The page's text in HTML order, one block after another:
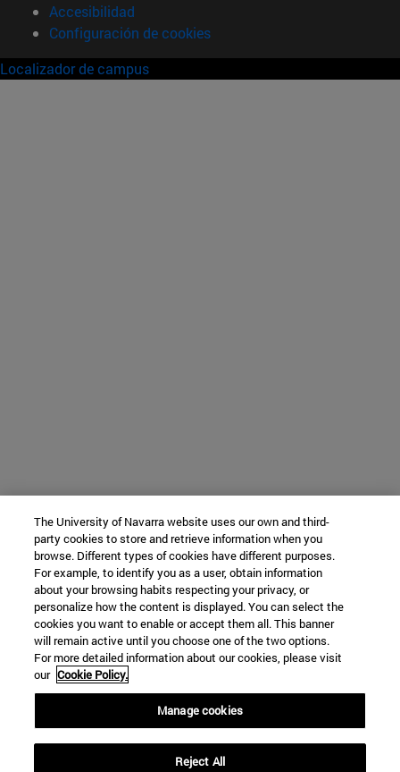
Accesibilidad
Configuración de cookies
Localizador de campus
The University of Navarra website uses our own and third-
party cookies to store and retrieve information when you
browse. Different types of cookies have different purposes.
For example, to identify you as a user, obtain information
about your browsing habits respecting your privacy, or
personalize how the content is displayed. You can select the
cookies you want to enable or accept them all. This banner
will remain active until you choose one of the two options.
For more detailed information about our cookies, please visit
our Cookie Policy.
Manage cookies
Reject All